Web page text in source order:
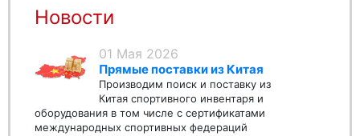
Новости
01 Мая 2026
Прямые поставки из Китая
Производим поиск и поставку из
Китая спортивного инвентаря и
оборудования в том числе с сертификатами
международных спортивных федераций